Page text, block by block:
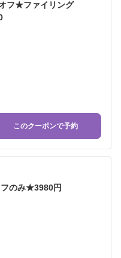
フ★ファイリング
このクーポンで予約
フのみ★3980円